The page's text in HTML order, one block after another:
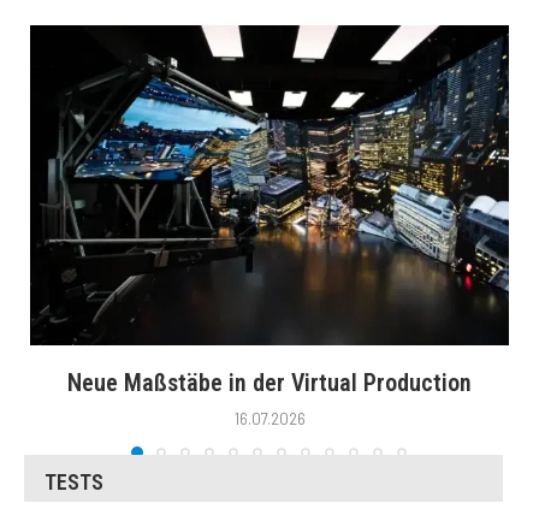
Neue Maßstäbe in der Virtual Production
16.07.2026
TESTS